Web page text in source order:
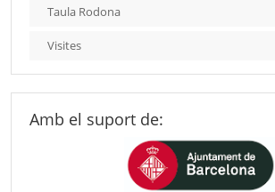
Taula Rodona
Visites
Amb el suport de: